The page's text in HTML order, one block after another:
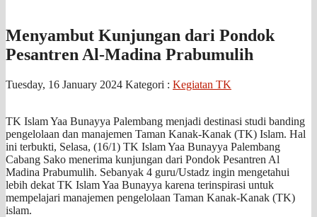
Menyambut Kunjungan dari Pondok
Pesantren Al-Madina Prabumulih
Tuesday, 16 January 2024 Kategori : Kegiatan TK
TK Islam Yaa Bunayya Palembang menjadi destinasi studi banding
pengelolaan dan manajemen Taman Kanak-Kanak (TK) Islam. Hal
ini terbukti, Selasa, (16/1) TK Islam Yaa Bunayya Palembang
Cabang Sako menerima kunjungan dari Pondok Pesantren Al
Madina Prabumulih. Sebanyak 4 guru/Ustadz ingin mengetahui
lebih dekat TK Islam Yaa Bunayya karena terinspirasi untuk
mempelajari manajemen pengelolaan Taman Kanak-Kanak (TK)
islam.